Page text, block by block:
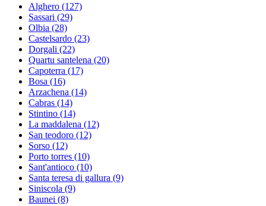
Alghero (127)
Sassari (29)
Olbia (28)
Castelsardo (23)
Dorgali (22)
Quartu santelena (20)
Capoterra (17)
Bosa (16)
Arzachena (14)
Cabras (14)
Stintino (14)
La maddalena (12)
San teodoro (12)
Sorso (12)
Porto torres (10)
Sant'antioco (10)
Santa teresa di gallura (9)
Siniscola (9)
Baunei (8)